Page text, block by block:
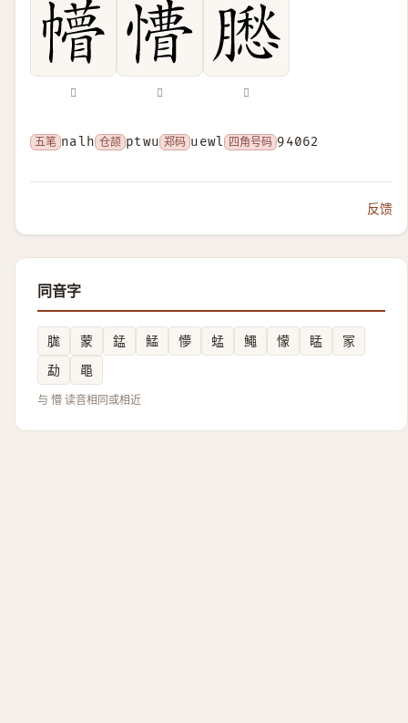
𢅴 𢢺 𦡗
五笔 nalh 仓颉 ptwu 郑码 uewl 四角号码 94062
反馈
同音字
䏵 蒙 錳 鯭 懜 蜢 鱦 懞 䁅
冡
勐
黽
与 懵 读音相同或相近